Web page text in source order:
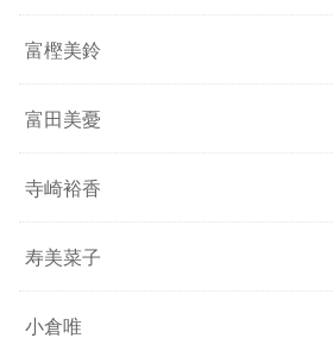
富樫美鈴
富田美憂
寺崎裕香
寿美菜子
小倉唯